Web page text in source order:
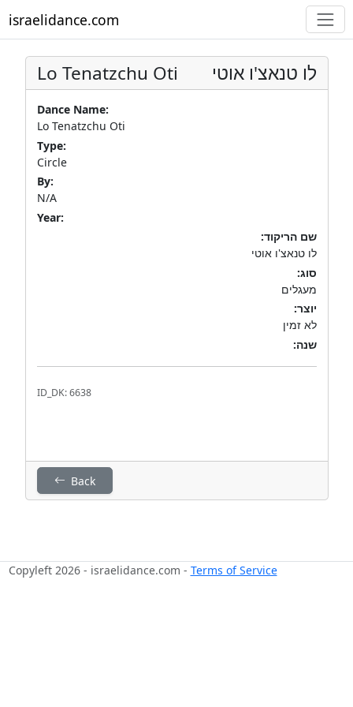
israelidance.com
Lo Tenatzchu Oti לו טנאצ'ו אוטי
Dance Name:
Lo Tenatzchu Oti
Type:
Circle
By:
N/A
Year:
שם הריקוד:
לו טנאצ'ו אוטי
סוג:
מעגלים
יוצר:
לא זמין
שנה:
ID_DK: 6638
Back
Copyleft 2026 - israelidance.com - Terms of Service